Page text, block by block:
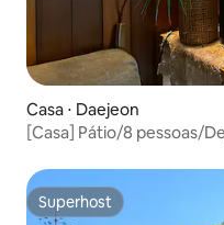
Casa ⋅ Daejeon
[Casa] Pátio/8 pessoas/
de beisebol/Estação de
pé/Churrasco/
Superhost
Superhost